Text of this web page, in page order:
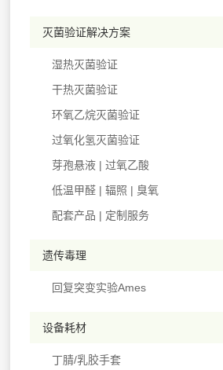
灭菌验证解决方案
湿热灭菌验证
干热灭菌验证
环氧乙烷灭菌验证
过氧化氢灭菌验证
芽孢悬液 | 过氧乙酸
低温甲醛 | 辐照 | 臭氧
配套产品 | 定制服务
遗传毒理
回复突变实验Ames
设备耗材
丁腈/乳胶手套